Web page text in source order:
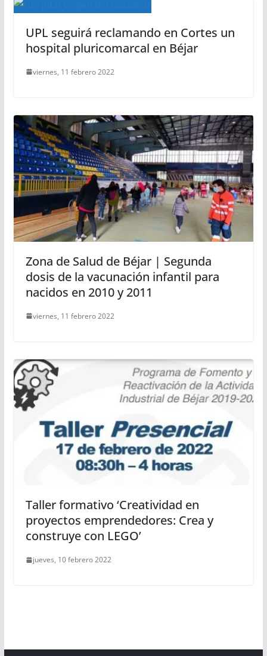
UPL seguirá reclamando en Cortes un
hospital pluricomarcal en Béjar
viernes, 11 febrero 2022
Zona de Salud de Béjar | Segunda
dosis de la vacunación infantil para
nacidos en 2010 y 2011
viernes, 11 febrero 2022
Taller formativo ‘Creatividad en
proyectos emprendedores: Crea y
construye con LEGO’
jueves, 10 febrero 2022